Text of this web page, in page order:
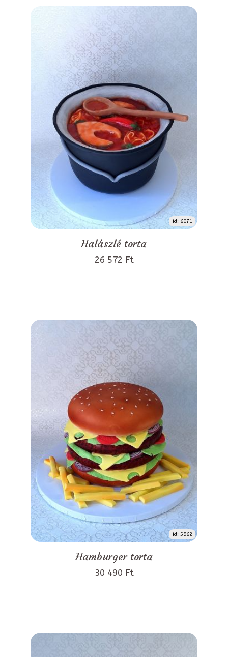
id: 6071
Halászlé torta
26 572 Ft
id: 5962
Hamburger torta
30 490 Ft